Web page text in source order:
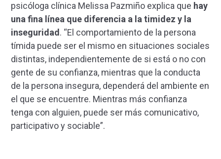
psicóloga clínica Melissa Pazmiño explica que hay
una fina línea que diferencia a la timidez y la
inseguridad. “El comportamiento de la persona
tímida puede ser el mismo en situaciones sociales
distintas, independientemente de si está o no con
gente de su confianza, mientras que la conducta
de la persona insegura, dependerá del ambiente en
el que se encuentre. Mientras más confianza
tenga con alguien, puede ser más comunicativo,
participativo y sociable”.